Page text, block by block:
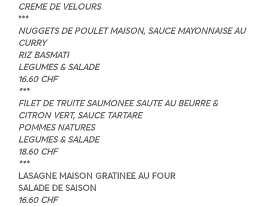
CREME DE VELOURS
***
NUGGETS DE POULET MAISON, SAUCE MAYONNAISE AU
CURRY
RIZ BASMATI
LEGUMES & SALADE
16.60 CHF
***
FILET DE TRUITE SAUMONEE SAUTE AU BEURRE &
CITRON VERT, SAUCE TARTARE
POMMES NATURES
LEGUMES & SALADE
18.60 CHF
***
LASAGNE MAISON GRATINEE AU FOUR
SALADE DE SAISON
16.60 CHF